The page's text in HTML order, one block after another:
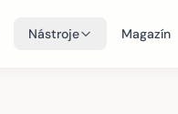
Nástroje Magazín